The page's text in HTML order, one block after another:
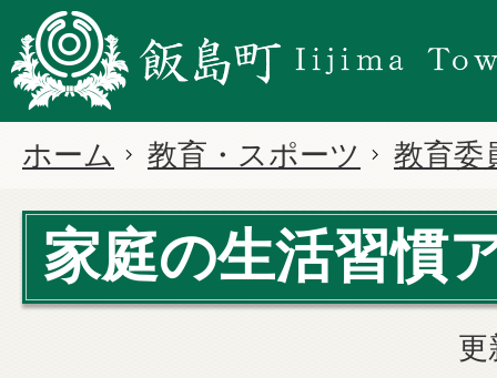
ホーム 教育・スポーツ 教育委
家庭の生活習慣
更